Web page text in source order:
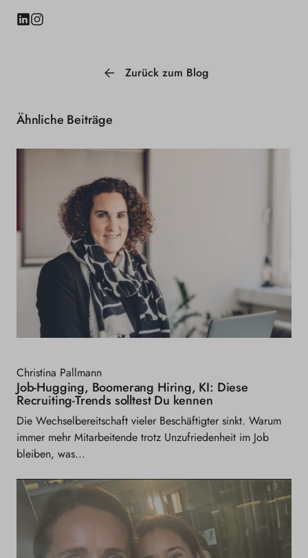
LinkedIn
Instagram
Zurück zum Blog
Ähnliche Beiträge
Christina Pallmann
Job-Hugging, Boomerang Hiring, KI: Diese
Recruiting-Trends solltest Du kennen
Die Wechselbereitschaft vieler Beschäftigter sinkt. Warum
immer mehr Mitarbeitende trotz Unzufriedenheit im Job
bleiben, was...